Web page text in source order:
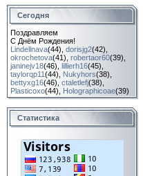
Сегодня
Поздравляем
С Днём Рождения!
Lindellnava(44) dorisjg2(42)
okrochetova(41) robertaor60(39)
janinejv18(46) lillierh16(45)
taylorqp11(44) Nukyhors(38)
bettyxg16(46) ctaletlefj(38)
Plasticoxo(44) Holographicoae(39)
Статистика